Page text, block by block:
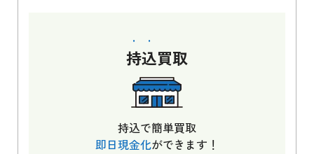
持込買取
持込で簡単買取
即日現金化ができます！